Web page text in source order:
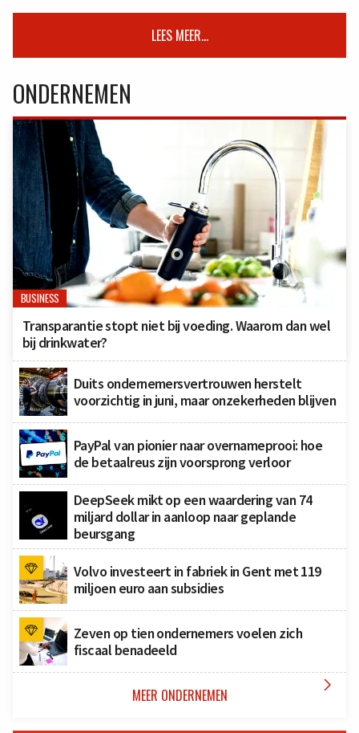
LEES MEER...
ONDERNEMEN
BUSINESS
Transparantie stopt niet bij voeding. Waarom dan wel
bij drinkwater?
Duits ondernemersvertrouwen herstelt
voorzichtig in juni, maar onzekerheden blijven
PayPal van pionier naar overnameprooi: hoe
de betaalreus zijn voorsprong verloor
DeepSeek mikt op een waardering van 74
miljard dollar in aanloop naar geplande
beursgang
Volvo investeert in fabriek in Gent met 119
miljoen euro aan subsidies
Zeven op tien ondernemers voelen zich
fiscaal benadeeld
MEER ONDERNEMEN 